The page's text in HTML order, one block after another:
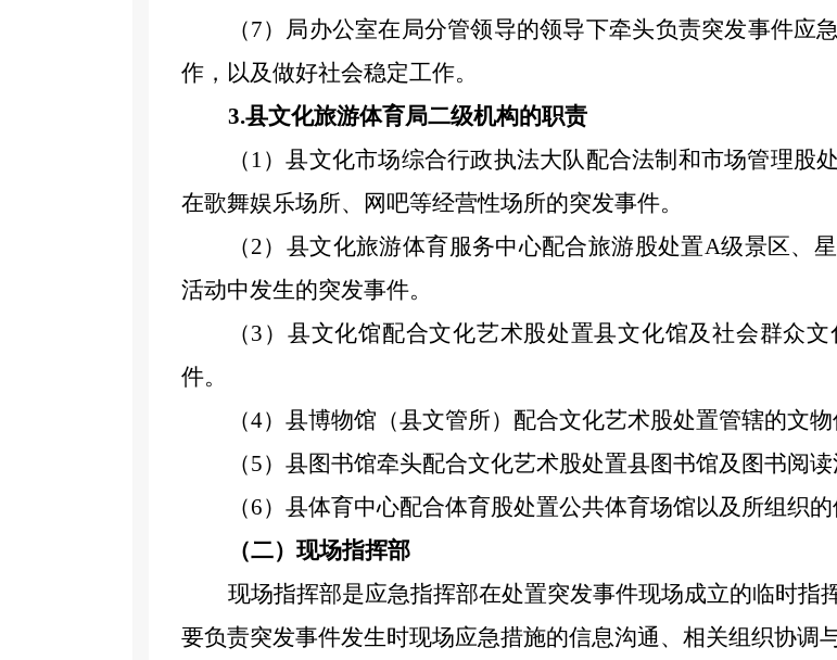
（7）局办公室在局分管领导的领导下牵头负责突发事件应
作 ， 以及做好社会稳定工作。
3.县文化旅游体育局二级机构的职责
（ 1）县文化市场综合行政执法大队配合法制和市场管理股
在歌舞娱乐场所、网吧等经营性场所的突发事件。
（2） 县文化旅游体育服务中心配合旅游股处置A级景区、
活动中发生的突发事件。
（3 ） 县文化馆配合文化艺术股处置县文化馆及社会群众文
件。
（4） 县博物馆（县文管所）配合文化艺术股处置管辖的文
（5）县图书馆牵头配合文化艺术股处置县图书馆及图书阅读
（6）县体育中心配合体育股处置公共体育场馆以及所组织的
（二）现场指挥部
现场指挥部是应急指挥部在处置突发事件现场成立的临时指
要负责突发事件发生时现场应急措施的信息沟通、相关组织协调